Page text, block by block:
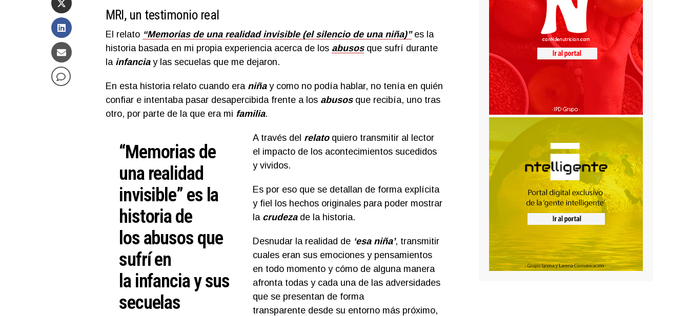
MRI, un testimonio real
El relato “Memorias de una realidad invisible (el silencio de una niña)”es la
historia basada en mi propia experiencia acerca de los abusosque sufrí durante
la infanciay las secuelas que me dejaron.
En esta historia relato cuando era niñay como no podía hablar, no tenía en quién
confiar e intentaba pasar desapercibida frente a los abusosque recibía, uno tras
otro, por parte de la que era mi familia.
“Memorias de
una realidad
invisible” es la
historia de
los abusos que
sufrí en
la infancia y sus
secuelas
A través del relatoquiero transmitir al lector
el impacto de los acontecimientos sucedidos
y vividos.
Es por eso que se detallan de forma explícita
y fiel los hechos originales para poder mostrar
la crudezade la historia.
Desnudar la realidad de ‘esa niña’, transmitir
cuales eran sus emociones y pensamientos
en todo momento y cómo de alguna manera
afronta todas y cada una de las adversidades
que se presentan de forma
transparente desde su entorno más próximo,